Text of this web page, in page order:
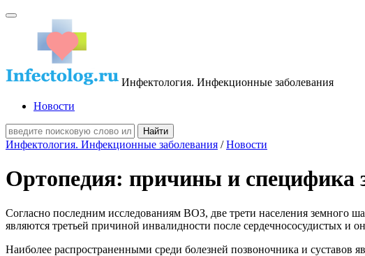
Инфектология. Инфекционные заболевания
Новости
Инфектология. Инфекционные заболевания /Новости
Ортопедия: причины и специфика
Согласно последним исследованиям ВОЗ, две трети населения земного
являются третьей причиной инвалидности после сердечнососудистых и
Наиболее распространенными среди болезней позвоночника и суставов